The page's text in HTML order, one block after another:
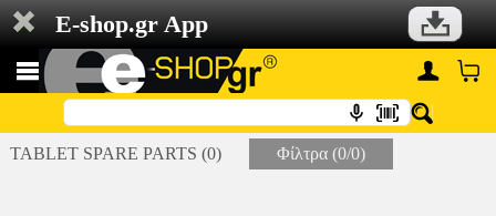
E-shop.gr App
TABLET SPARE PARTS (0) Φίλτρα (0/0)